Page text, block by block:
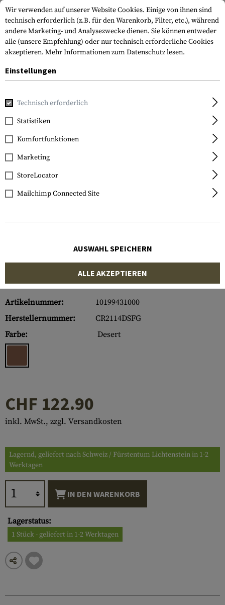
Home Ausrüstung M21-
CRKT
M21-14DSFG Desert
Special Forces Folder
Artikelnummer:
10199431000
Herstellernummer:
CR2114DSFG
Farbe:
Desert
CHF 122.90
inkl. MwSt., zzgl. Versandkosten
Lagernd, geliefert nach Schweiz / Fürstentum Lichtenstein in 1-2
Werktagen
IN DEN WARENKORB
Lagerstatus:
1 Stück - geliefert in 1-2 Werktagen
Wir verwenden auf unserer Website Cookies. Einige von ihnen sind
technisch erforderlich (z.B. für den Warenkorb, Filter, etc.), während
andere Marketing- und Analysezwecke dienen. Sie können entweder
alle (unsere Empfehlung) oder nur technisch erforderliche Cookies
akzeptieren. Mehr Informationen zum Datenschutz lesen.
Einstellungen
Technisch erforderlich
Statistiken
Komfortfunktionen
Marketing
StoreLocator
Mailchimp Connected Site
AUSWAHL SPEICHERN
ALLE AKZEPTIEREN